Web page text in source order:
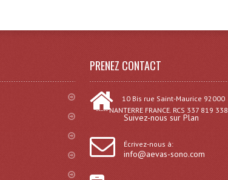
PRENEZ CONTACT
10 Bis rue Saint-Maurice 92000
----- NANTERRE FRANCE. RCS 337 819 338
Suivez-nous sur Plan
Écrivez-nous à:
info@aevas-sono.com